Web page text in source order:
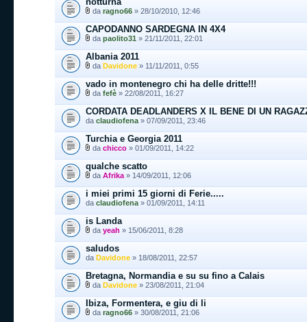
da ragno66 » 28/10/2010, 12:46
CAPODANNO SARDEGNA IN 4X4
da paolito31 » 21/11/2011, 22:01
Albania 2011
da Davidone » 11/11/2011, 0:55
vado in montenegro chi ha delle dritte!!!
da fefè » 22/08/2011, 16:27
CORDATA DEADLANDERS X IL BENE DI UN
da claudiofena » 07/09/2011, 23:46
Turchia e Georgia 2011
da chicco » 01/09/2011, 14:22
qualche scatto
da Afrika » 14/09/2011, 12:06
i miei primi 15 giorni di Ferie.....
da claudiofena » 01/09/2011, 14:11
is Landa
da yeah » 15/06/2011, 8:28
saludos
da Davidone » 18/08/2011, 22:57
Bretagna, Normandia e su su fino a Calais
da Davidone » 23/08/2011, 21:04
Ibiza, Formentera, e giu di li
da ragno66 » 30/08/2011, 21:06